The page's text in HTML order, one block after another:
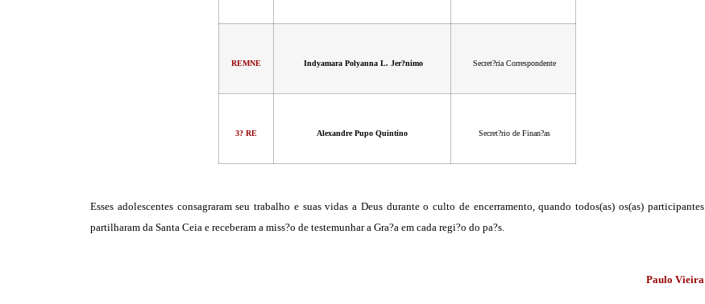
REMNE Indyamara Polyanna L. Jer?nimo Secret?ria Correspondente
3? RE Alexandre Pupo Quintino Secret?rio de Finan?as
Esses adolescentes consagraram seu trabalho e suas vidas a Deus durante o culto de encerramento, quando todos(as) os(as) participantes
partilharam da Santa Ceia e receberam a miss?o de testemunhar a Gra?a em cada regi?o do pa?s.
Paulo Vieira